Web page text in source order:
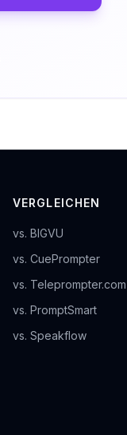
VERGLEICHEN
vs. BIGVU
vs. CuePrompter
vs. Teleprompter.com
vs. PromptSmart
vs. Speakflow